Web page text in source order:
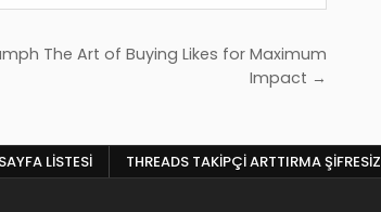
The Art of Buying Likes for Maximum
Impact →
SAYFA LISTESI THREADS TAKIPÇI ARTTIRMA ŞIFRESIZ